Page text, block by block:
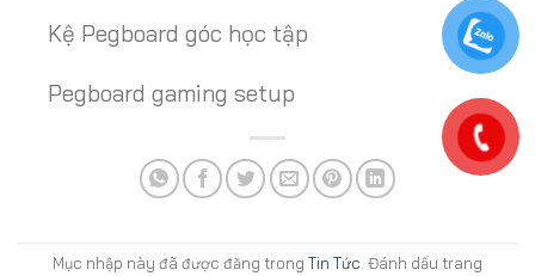
Kệ Pegboard góc học tập
Pegboard gaming setup
Mục nhập này đã được đăng trong Tin Tức. Đánh dấu trang